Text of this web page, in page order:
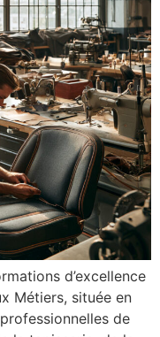
d’excellence
Métiers, située en
de